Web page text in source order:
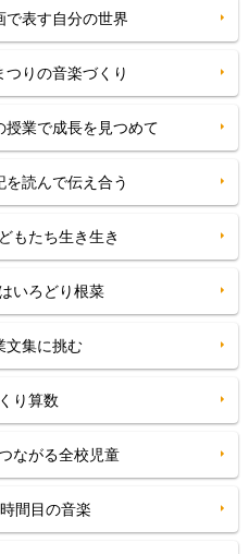
で表す自分の世界
りの音楽づくり
業で成長を見つめて
読んで伝え合う
もたち生き生き
いろどり根菜
文集に挑む
り算数
ながる全校児童
間目の音楽